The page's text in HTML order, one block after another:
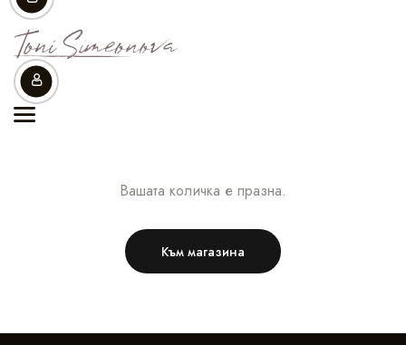
Вашата количка е празна.
Към магазина